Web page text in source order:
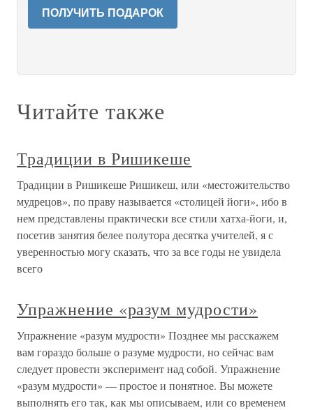
ПОЛУЧИТЬ ПОДАРОК
Читайте также
Традиции в Ришикеше
Традиции в Ришикеше Ришикеш, или «местожительство
мудрецов», по праву называется «столицей йоги», ибо в
нем представлены практически все стили хатха-йоги, и,
посетив занятия белее полутора десятка учителей, я с
уверенностью могу сказать, что за все годы не увидела
всего
Упражнение «разум мудрости»
Упражнение «разум мудрости» Позднее мы расскажем
вам гораздо больше о разуме мудрости, но сейчас вам
следует провести эксперимент над собой. Упражнение
«разум мудрости» — простое и понятное. Вы можете
выполнять его так, как мы описываем, или со временем